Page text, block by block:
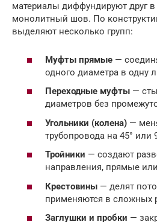
материалы диффундируют друг в
монолитный шов. По
выделяют несколько групп:
Муфты прямые —
одного диаметра в одну
Переходные муфты —
диаметров без
Угольники (колена) —
трубопровода на 45° или
Тройники — создают
направления, прямые
Крестовины — делят
применяются в сложных
Заглушки и пробки —